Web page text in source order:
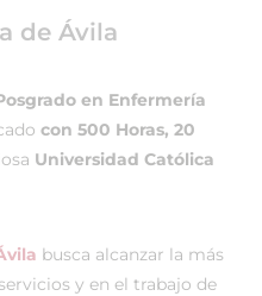
de Ávila
en Enfermería
con 500 Horas, 20
Universidad Católica
busca alcanzar la más
y en el trabajo de